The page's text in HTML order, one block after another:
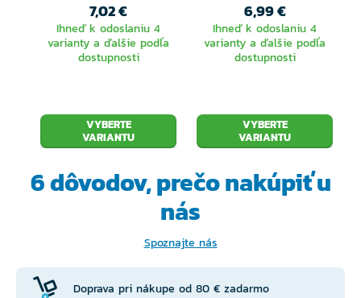
7,02 €
Ihneď k odoslaniu 4
varianty a ďalšie podľa
dostupnosti
VYBERTE
VARIANTU
6,99 €
Ihneď k odoslaniu 4
varianty a ďalšie podľa
dostupnosti
VYBERTE
VARIANTU
6 dôvodov, prečonakúpiť u
nás
Spoznajte nás
Doprava pri nákupe od 80 € zadarmo